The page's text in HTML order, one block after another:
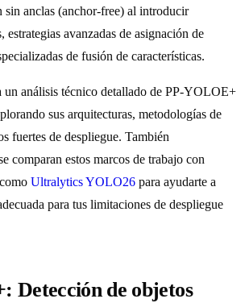
sin anclas (anchor-free) al introducir
estrategias avanzadas de asignación de
de fusión de características.
un análisis técnico detallado de PP-YOLOE+
sus arquitecturas, metodologías de
fuertes de despliegue. También
comparan estos marcos de trabajo con
Ultralytics YOLO26 para ayudarte a
para tus limitaciones de despliegue
Detección de objetos